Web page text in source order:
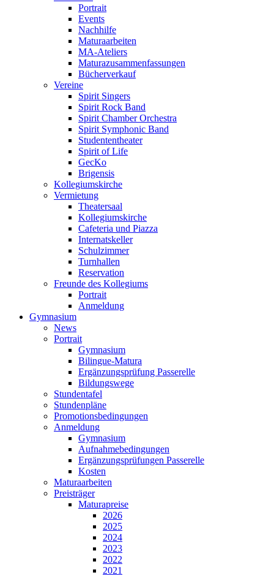
Portrait
Events
Nachhilfe
Maturaarbeiten
MA-Ateliers
Maturazusammenfassungen
Bücherverkauf
Vereine
Spirit Singers
Spirit Rock Band
Spirit Chamber Orchestra
Spirit Symphonic Band
Studententheater
Spirit of Life
GecKo
Brigensis
Kollegiumskirche
Vermietung
Theatersaal
Kollegiumskirche
Cafeteria und Piazza
Internatskeller
Schulzimmer
Turnhallen
Reservation
Freunde des Kollegiums
Portrait
Anmeldung
Gymnasium
News
Portrait
Gymnasium
Bilingue-Matura
Ergänzungsprüfung Passerelle
Bildungswege
Stundentafel
Stundenpläne
Promotionsbedingungen
Anmeldung
Gymnasium
Aufnahmebedingungen
Ergänzungsprüfungen Passerelle
Kosten
Maturaarbeiten
Preisträger
Maturapreise
2026
2025
2024
2023
2022
2021